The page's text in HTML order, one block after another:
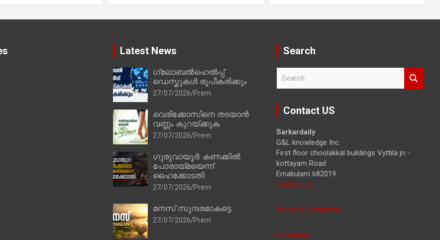
Latest News
ഗ്ലോബൽഹെൽപ്പ്
ഡെസ്കുകൾ രൂപീകരിക്കും
27/07/2026 Prem
വെരിക്കോസിനെ തടയാൻ
വണ്ണം കുറയ്ക്കുക
27/07/2026 Prem
ഗുരുവായൂർ: കണക്കിൽ
പോരായ്മയെന്ന്
ഹൈക്കോടതി
27/07/2026 Prem
മനസ് സുന്ദരമാകട്ടെ
27/07/2026 Prem
Search
r
Contact US
Sarkardaily
G&L knowledge Inc.
First floor choolakkal buildings Vyttila jn -
kottayam Road
Ernakulam 682019
Contact us
Terms & Conditions
Disclaimer